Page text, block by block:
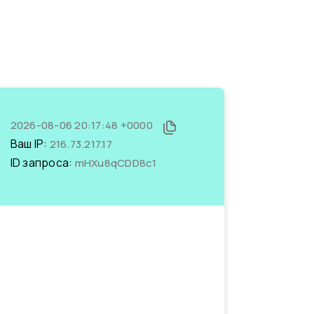
2026-08-06 20:17:48 +0000
Ваш IP: 216.73.217.17
ID запроса: mHXu8qCDD8c1